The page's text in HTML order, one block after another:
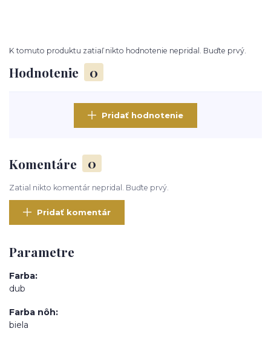
Hodnotenie 0
K tomuto produktu zatiaľ nikto hodnotenie nepridal. Buďte prvý.
Pridať hodnotenie
Komentáre 0
Zatial nikto komentár nepridal. Buďte prvý.
Pridať komentár
Parametre
Farba
dub
Farba nôh
biela